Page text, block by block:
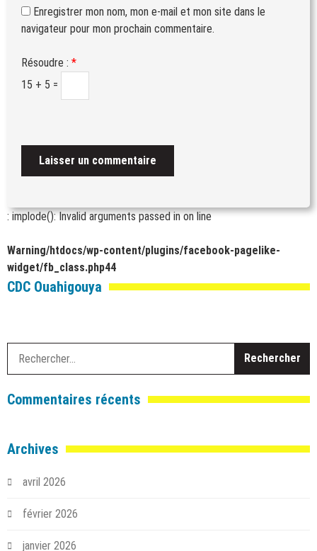
Enregistrer mon nom, mon e-mail et mon site dans le
navigateur pour mon prochain commentaire.
Résoudre : *
15 + 5 =
: implode(): Invalid arguments passed inon line
Warning/htdocs/wp-content/plugins/facebook-pagelike-
widget/fb_class.php44
CDC Ouahigouya
Commentaires récents
Archives
avril 2026
février 2026
janvier 2026